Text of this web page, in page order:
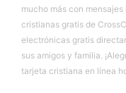
mucho más con
cristianas gratis de
electrónicas gratis
sus amigos y familia.
tarjeta cristiana en línea